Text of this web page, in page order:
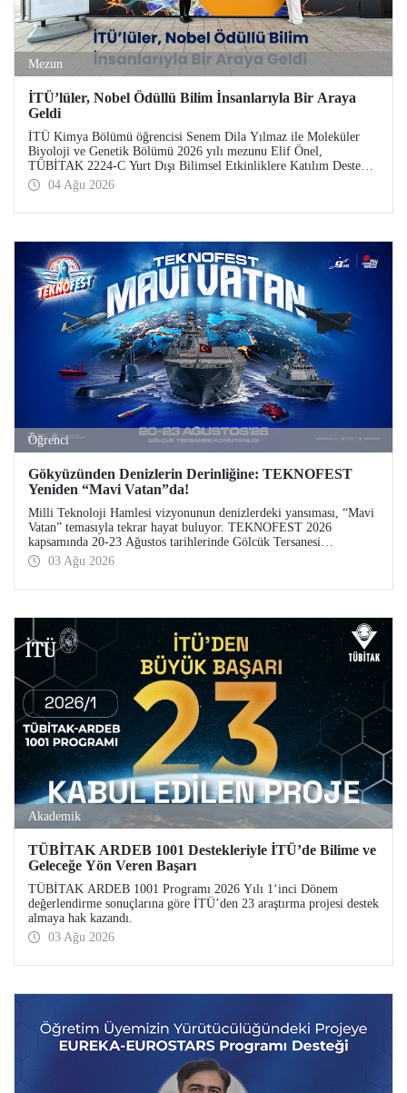
Mezun
İTÜ’lüler, Nobel Ödüllü Bilim İnsanlarıyla Bir Araya
Geldi
İTÜ Kimya Bölümü öğrencisi Senem Dila Yılmaz ile Moleküler
Biyoloji ve Genetik Bölümü 2026 yılı mezunu Elif Önel,
TÜBİTAK 2224-C Yurt Dışı Bilimsel Etkinliklere Katılım Desteği
kapsamında 75’inci Lindau Nobel Ödüllü Bilim İnsanları
Toplantısı’na katıldı.
04 Ağu 2026
Öğrenci
Gökyüzünden Denizlerin Derinliğine: TEKNOFEST
Yeniden “Mavi Vatan”da!
Milli Teknoloji Hamlesi vizyonunun denizlerdeki yansıması, “Mavi
Vatan” temasıyla tekrar hayat buluyor. TEKNOFEST 2026
kapsamında 20-23 Ağustos tarihlerinde Gölcük Tersanesi
Komutanlığı’nda düzenlenecek TEKNOFEST Mavi Vatan,
denizcilik ve su altı teknolojilerinin ön plana çıkacağı özel bir
03 Ağu 2026
Akademik
TÜBİTAK ARDEB 1001 Destekleriyle İTÜ’de Bilime ve
Geleceğe Yön Veren Başarı
TÜBİTAK ARDEB 1001 Programı 2026 Yılı 1‘inci Dönem
değerlendirme sonuçlarına göre İTÜ’den 23 araştırma projesi destek
almaya hak kazandı.
03 Ağu 2026